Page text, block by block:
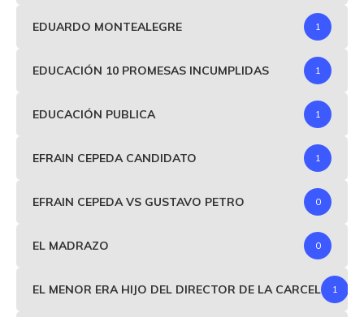
EDUARDO MONTEALEGRE 1
EDUCACIÓN 10 PROMESAS INCUMPLIDAS 1
EDUCACIÓN PUBLICA 1
EFRAIN CEPEDA CANDIDATO 1
EFRAIN CEPEDA VS GUSTAVO PETRO 0
EL MADRAZO 0
EL MENOR ERA HIJO DEL DIRECTOR DE LA CARCEL 1